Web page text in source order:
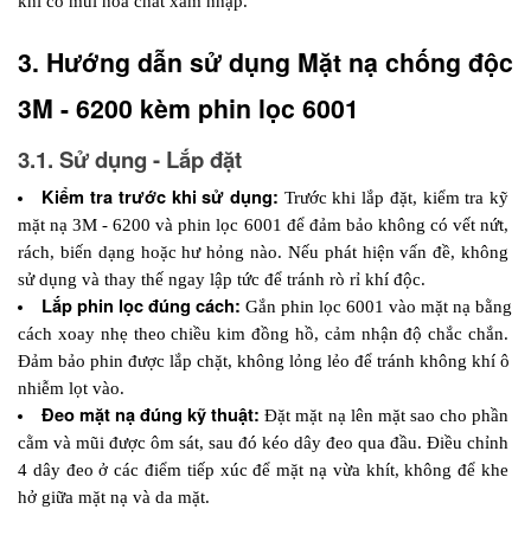
3. Hướng dẫn sử dụng Mặt nạ chống độc
3M - 6200 kèm phin lọc 6001
3.1. Sử dụng - Lắp đặt
Kiểm tra trước khi sử dụng: Trước khi lắp đặt, kiểm tra kỹ
mặt nạ 3M - 6200 và phin lọc 6001 để đảm bảo không có vết nứt,
rách, biến dạng hoặc hư hỏng nào. Nếu phát hiện vấn đề, không
sử dụng và thay thế ngay lập tức để tránh rò rỉ khí độc.
Lắp phin lọc đúng cách: Gắn phin lọc 6001 vào mặt nạ bằng
cách xoay nhẹ theo chiều kim đồng hồ, cảm nhận độ chắc chắn.
Đảm bảo phin được lắp chặt, không lỏng lẻo để tránh không khí ô
nhiễm lọt vào.
Đeo mặt nạ đúng kỹ thuật: Đặt mặt nạ lên mặt sao cho phần
cằm và mũi được ôm sát, sau đó kéo dây đeo qua đầu. Điều chỉnh
4 dây đeo ở các điểm tiếp xúc để mặt nạ vừa khít, không để khe
hở giữa mặt nạ và da mặt.